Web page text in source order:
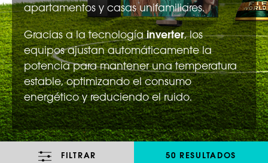
apartamentos y casas unifamiliares.
Gracias a la tecnologíainverter, los
equipos ajustan automáticamente la
potencia para mantener una temperatura
estable, optimizando el consumo
energético y reduciendo el ruido.
FILTRAR 50 RESULTADOS